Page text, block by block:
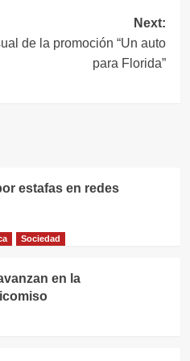
Next:
de la promoción “Un auto
para Florida”
estafas en redes
Sociedad
en la